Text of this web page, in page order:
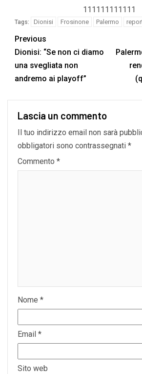
111111111111
Tags: Dionisi Frosinone Palermo
Previous
Dionisi: “Se non ci diamo
una svegliata non
andremo ai playoff”
Lascia un commento
Il tuo indirizzo email non sarà
obbligatori sono contrassegnati *
Commento *
Nome *
Email *
Sito web